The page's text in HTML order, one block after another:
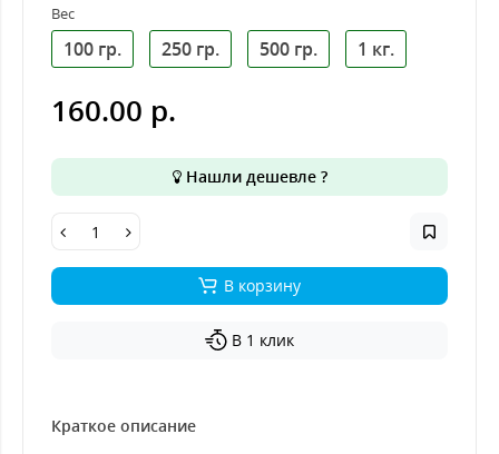
Вес
100 гр. 250 гр. 500 гр. 1 кг.
160.00 р.
Нашли дешевле ?
В корзину
В 1 клик
Краткое описание